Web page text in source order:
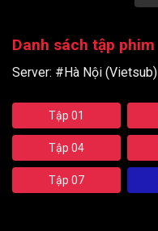
Danh sách tập phim
Server: #Hà Nội (Vietsub)
Tập 01
Tập 04
Tập 07